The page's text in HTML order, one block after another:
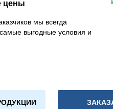
цены
мы всегда
выгодные условия и